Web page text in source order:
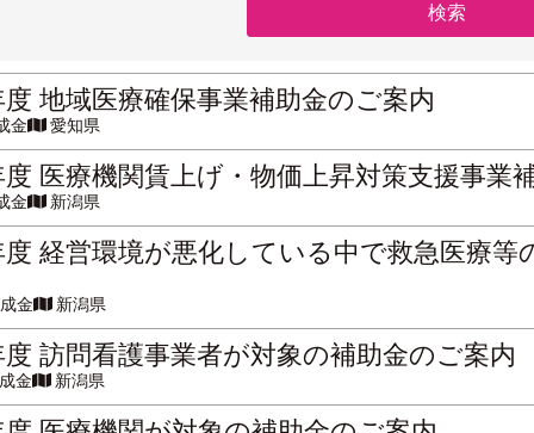
度 地域医療確保事業補助金のご案内
金 愛知県
度 医療機関賃上げ・物価上昇対策支援事業
金 新潟県
度 経営環境が悪化している中で救急医療
金 新潟県
度 訪問看護事業者が対象の補助金のご案内
金 新潟県